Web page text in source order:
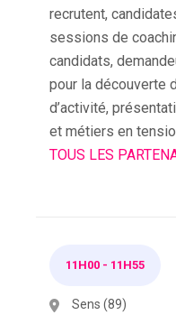
recrutent,
sessions de
candidats,
pour la découverte
d’activité,
et métiers en
TOUS LES
11H00 - 11H55
Sens (89)